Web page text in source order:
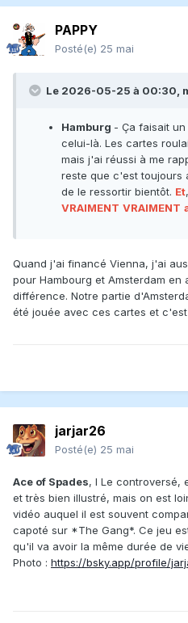
PAPPY
Posté(e) 25 mai
Le 2026-05-25 à 00:30,
Hamburg - Ça faisait
celui-là. Les cartes
mais j'ai réussi à me
reste que c'est toujours
de le ressortir bientôt. Et,
VRAIMENT VRAIMENT
Quand j'ai financé Vienna, j'ai
pour Hambourg et Amsterdam en
différence. Notre partie
été jouée avec ces cartes et
jarjar26
Posté(e) 25 mai
Ace of Spades, l Le controversé,
et très bien illustré, mais on est
vidéo auquel il est souvent
capoté sur *The Gang*. Ce jeu
qu'il va avoir la même durée de
Photo : https://bsky.app/profile/